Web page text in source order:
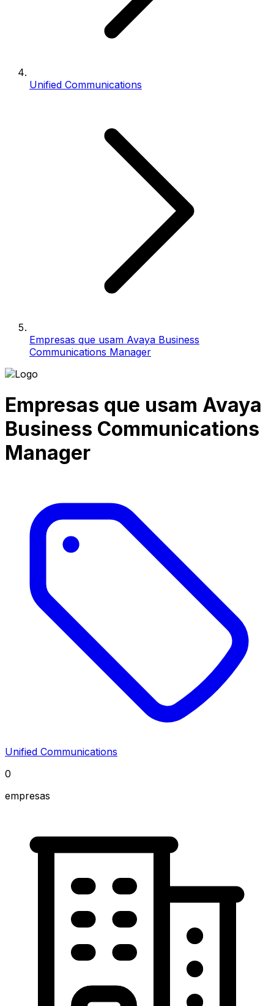
Unified Communications
Empresas que usam Avaya Business
Communications Manager
Empresas que usam Avaya
Business Communications
Manager
Unified Communications
0
empresas